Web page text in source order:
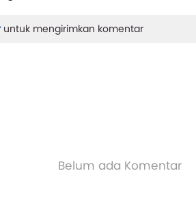
untuk mengirimkan komentar
Belum ada Komentar